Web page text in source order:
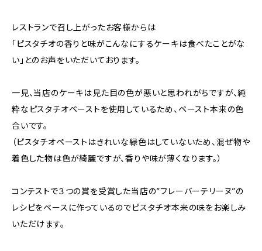
レストランで召し上がったお客様からは
「ピスタチオの香りと味がこんなにするケーキは食べたことがな
い」とのお声をいただいております。
一見、当店のケーキは見た目の色が悪いと思われがちですが、純
粋なピスタチオペーストを使用しているため、ペースト本来の色
合いです。
（ピスタチオペーストはきれいな緑色はしていないため、混ぜ物や
着色した物は色が綺麗ですが、香りや味が薄くなります。）
コンテストで３つの賞を受賞した当店の”フレーバーテリーヌ”の
レシピをベースに作っているのでピスタチオ本来の味をお楽しみ
いただけます。